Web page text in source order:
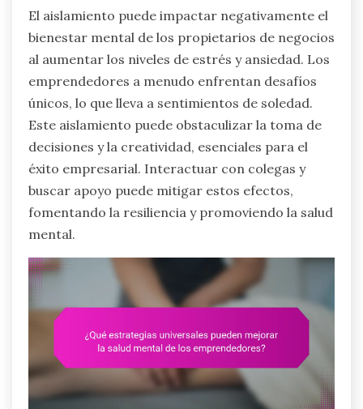
El aislamiento puede impactar negativamente el
bienestar mental de los propietarios de negocios
al aumentar los niveles de estrés y ansiedad. Los
emprendedores a menudo enfrentan desafíos
únicos, lo que lleva a sentimientos de soledad.
Este aislamiento puede obstaculizar la toma de
decisiones y la creatividad, esenciales para el
éxito empresarial. Interactuar con colegas y
buscar apoyo puede mitigar estos efectos,
fomentando la resiliencia y promoviendo la salud
mental.